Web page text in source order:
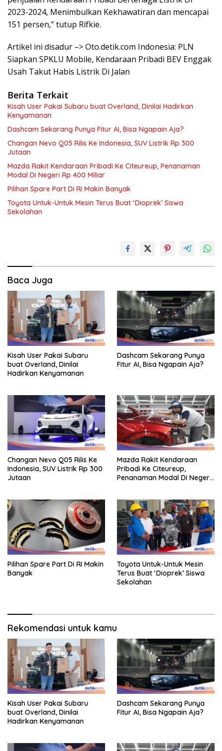
2023-2024, Menimbulkan Kekhawatiran dan mencapai
151 persen,” tutup Rifkie.
Artikel ini disadur –> Oto.detik.com Indonesia: PLN
Siapkan SPKLU Mobile, Kendaraan Pribadi BEV Enggak
Usah Takut Habis Listrik Di Jalan
Berita Terkait
Kisah User Pakai Subaru buat Overland, Dinilai Hadirkan
Kenyamanan
Dashcam Sekarang Punya Fitur AI, Bisa Ngapain Aja?
Changan Nevo Q05 Rilis Ke Indonesia, SUV Listrik Rp 300
Jutaan
Mazda Rakit Kendaraan Pribadi Ke Citeureup, Penanaman
Modal Di Negeri Rp 400 Miliar
Pilihan Spare Part Di RI Makin Banyak
Toyota Untuk-Untuk Mesin Terus Buat ‘Dioprek’ Siswa
Sekolahan
Baca Juga
Kisah User Pakai Subaru
buat Overland, Dinilai
Hadirkan Kenyamanan
Dashcam Sekarang Punya
Fitur AI, Bisa Ngapain Aja?
Changan Nevo Q05 Rilis Ke
Indonesia, SUV Listrik Rp 300
Jutaan
Mazda Rakit Kendaraan
Pribadi Ke Citeureup,
Penanaman Modal Di Negeri
Pilihan Spare Part Di RI Makin
Banyak
Toyota Untuk-Untuk Mesin
Terus Buat ‘Dioprek’ Siswa
Sekolahan
Rekomendasi untuk kamu
Kisah User Pakai Subaru
buat Overland, Dinilai
Hadirkan Kenyamanan
Dashcam Sekarang Punya
Fitur AI, Bisa Ngapain Aja?